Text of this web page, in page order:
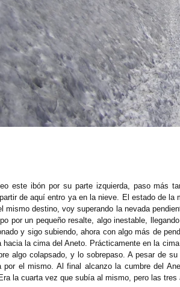
este ibón por su parte izquierda, paso más
de aquí entro ya en la nieve. El estado de
mismo destino, voy superando la nevada
por un pequeño resalte, algo inestable,
y sigo subiendo, ahora con algo más de
hacia la cima del Aneto. Prácticamente en la
algo colapsado, y lo sobrepaso. A pesar de
por el mismo. Al final alcanzo la cumbre del
la cuarta vez que subía al mismo, pero las